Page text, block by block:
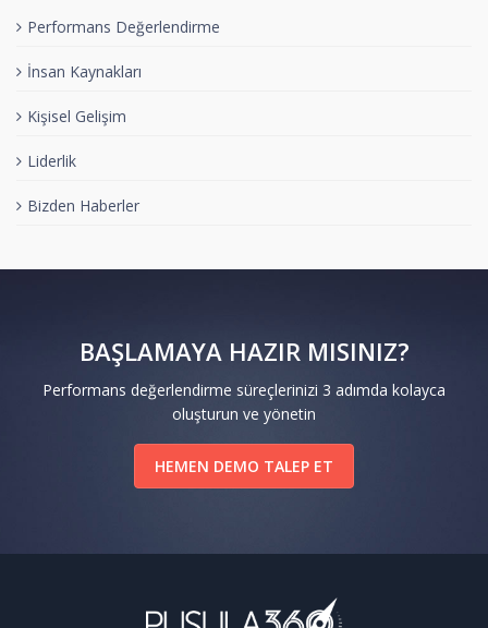
Performans Değerlendirme
İnsan Kaynakları
Kişisel Gelişim
Liderlik
Bizden Haberler
BAŞLAMAYA HAZIR MISINIZ?
Performans değerlendirme süreçlerinizi 3 adımda kolayca
oluşturun ve yönetin
HEMEN DEMO TALEP ET